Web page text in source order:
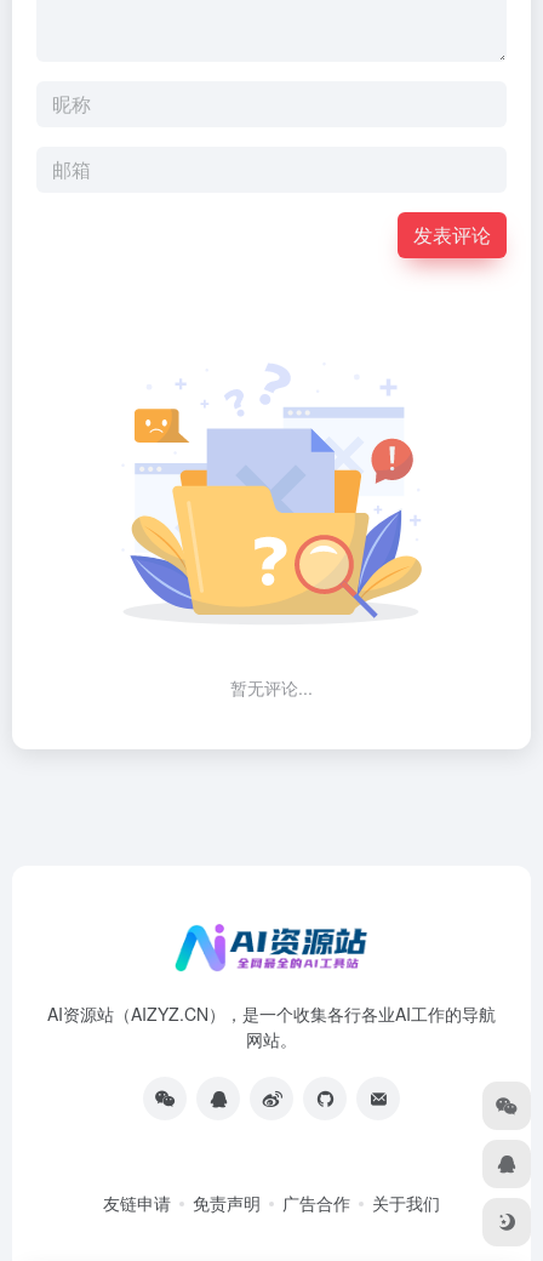
发表评论
暂无评论...
AI资源站（AIZYZ.CN），是一个收集各行各业AI工作的导航
网站。
友链申请 免责声明 广告合作 关于我们